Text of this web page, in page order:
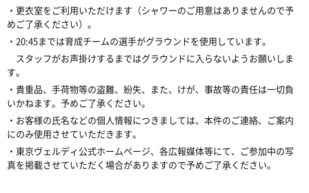
・更衣室をご利用いただけます（シャワーのご用意はありませんので予
めご了承ください）。
・20:45までは育成チームの選手がグラウンドを使用しています。
スタッフがお声掛けするまではグラウンドに入らないようお願いしま
す。
・貴重品、手荷物等の盗難、紛失、また、けが、事故等の責任は一切負
いかねます。予めご了承ください。
・お客様の氏名などの個人情報につきましては、本件のご連絡、ご案内
にのみ使用させていただきます。
・東京ヴェルディ公式ホームページ、各広報媒体等にて、ご参加中の写
真を掲載させていただく場合がありますので予めご了承ください。